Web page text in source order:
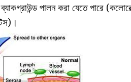
পালন করা যেতে পারে